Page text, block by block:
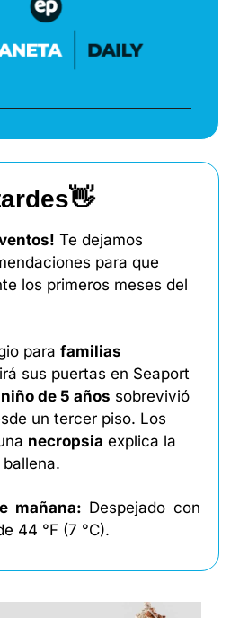
👋
Te dejamos
para que
los primeros meses del
para familias
sus puertas en Seaport
niño de 5 años sobrevivió
un tercer piso. Los
necropsia explica la
mañana: Despejado con
44 °F (7 °C).